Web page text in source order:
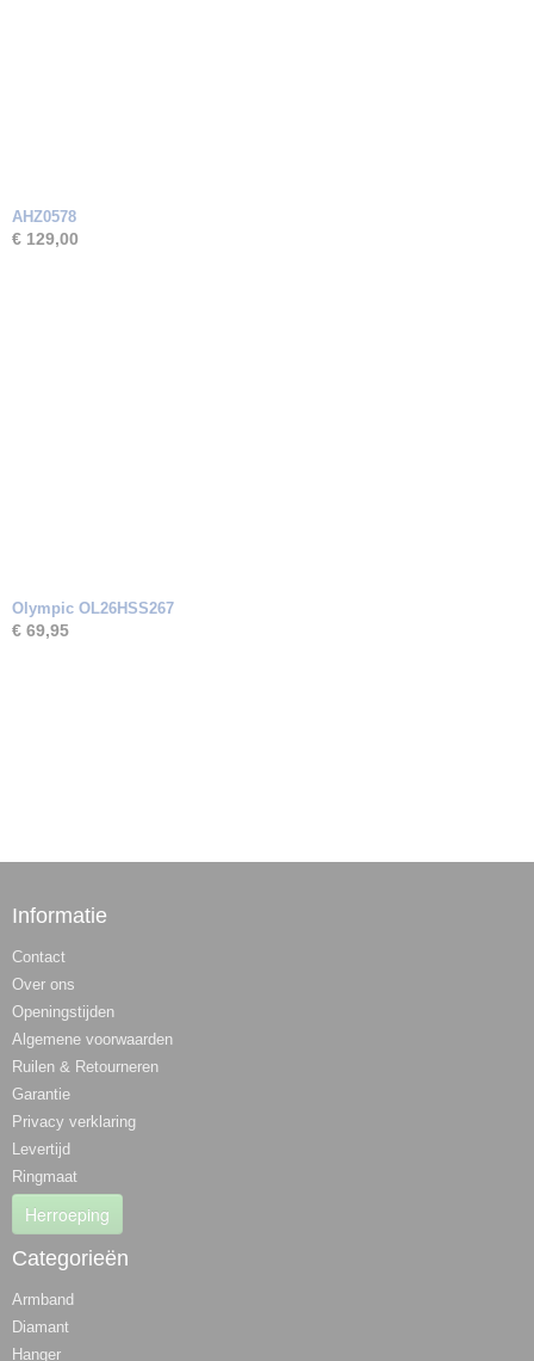
AHZ0578
€ 129,00
Olympic OL26HSS267
€ 69,95
Informatie
Contact
Over ons
Openingstijden
Algemene voorwaarden
Ruilen & Retourneren
Garantie
Privacy verklaring
Levertijd
Ringmaat
Herroeping
Categorieën
Armband
Diamant
Hanger